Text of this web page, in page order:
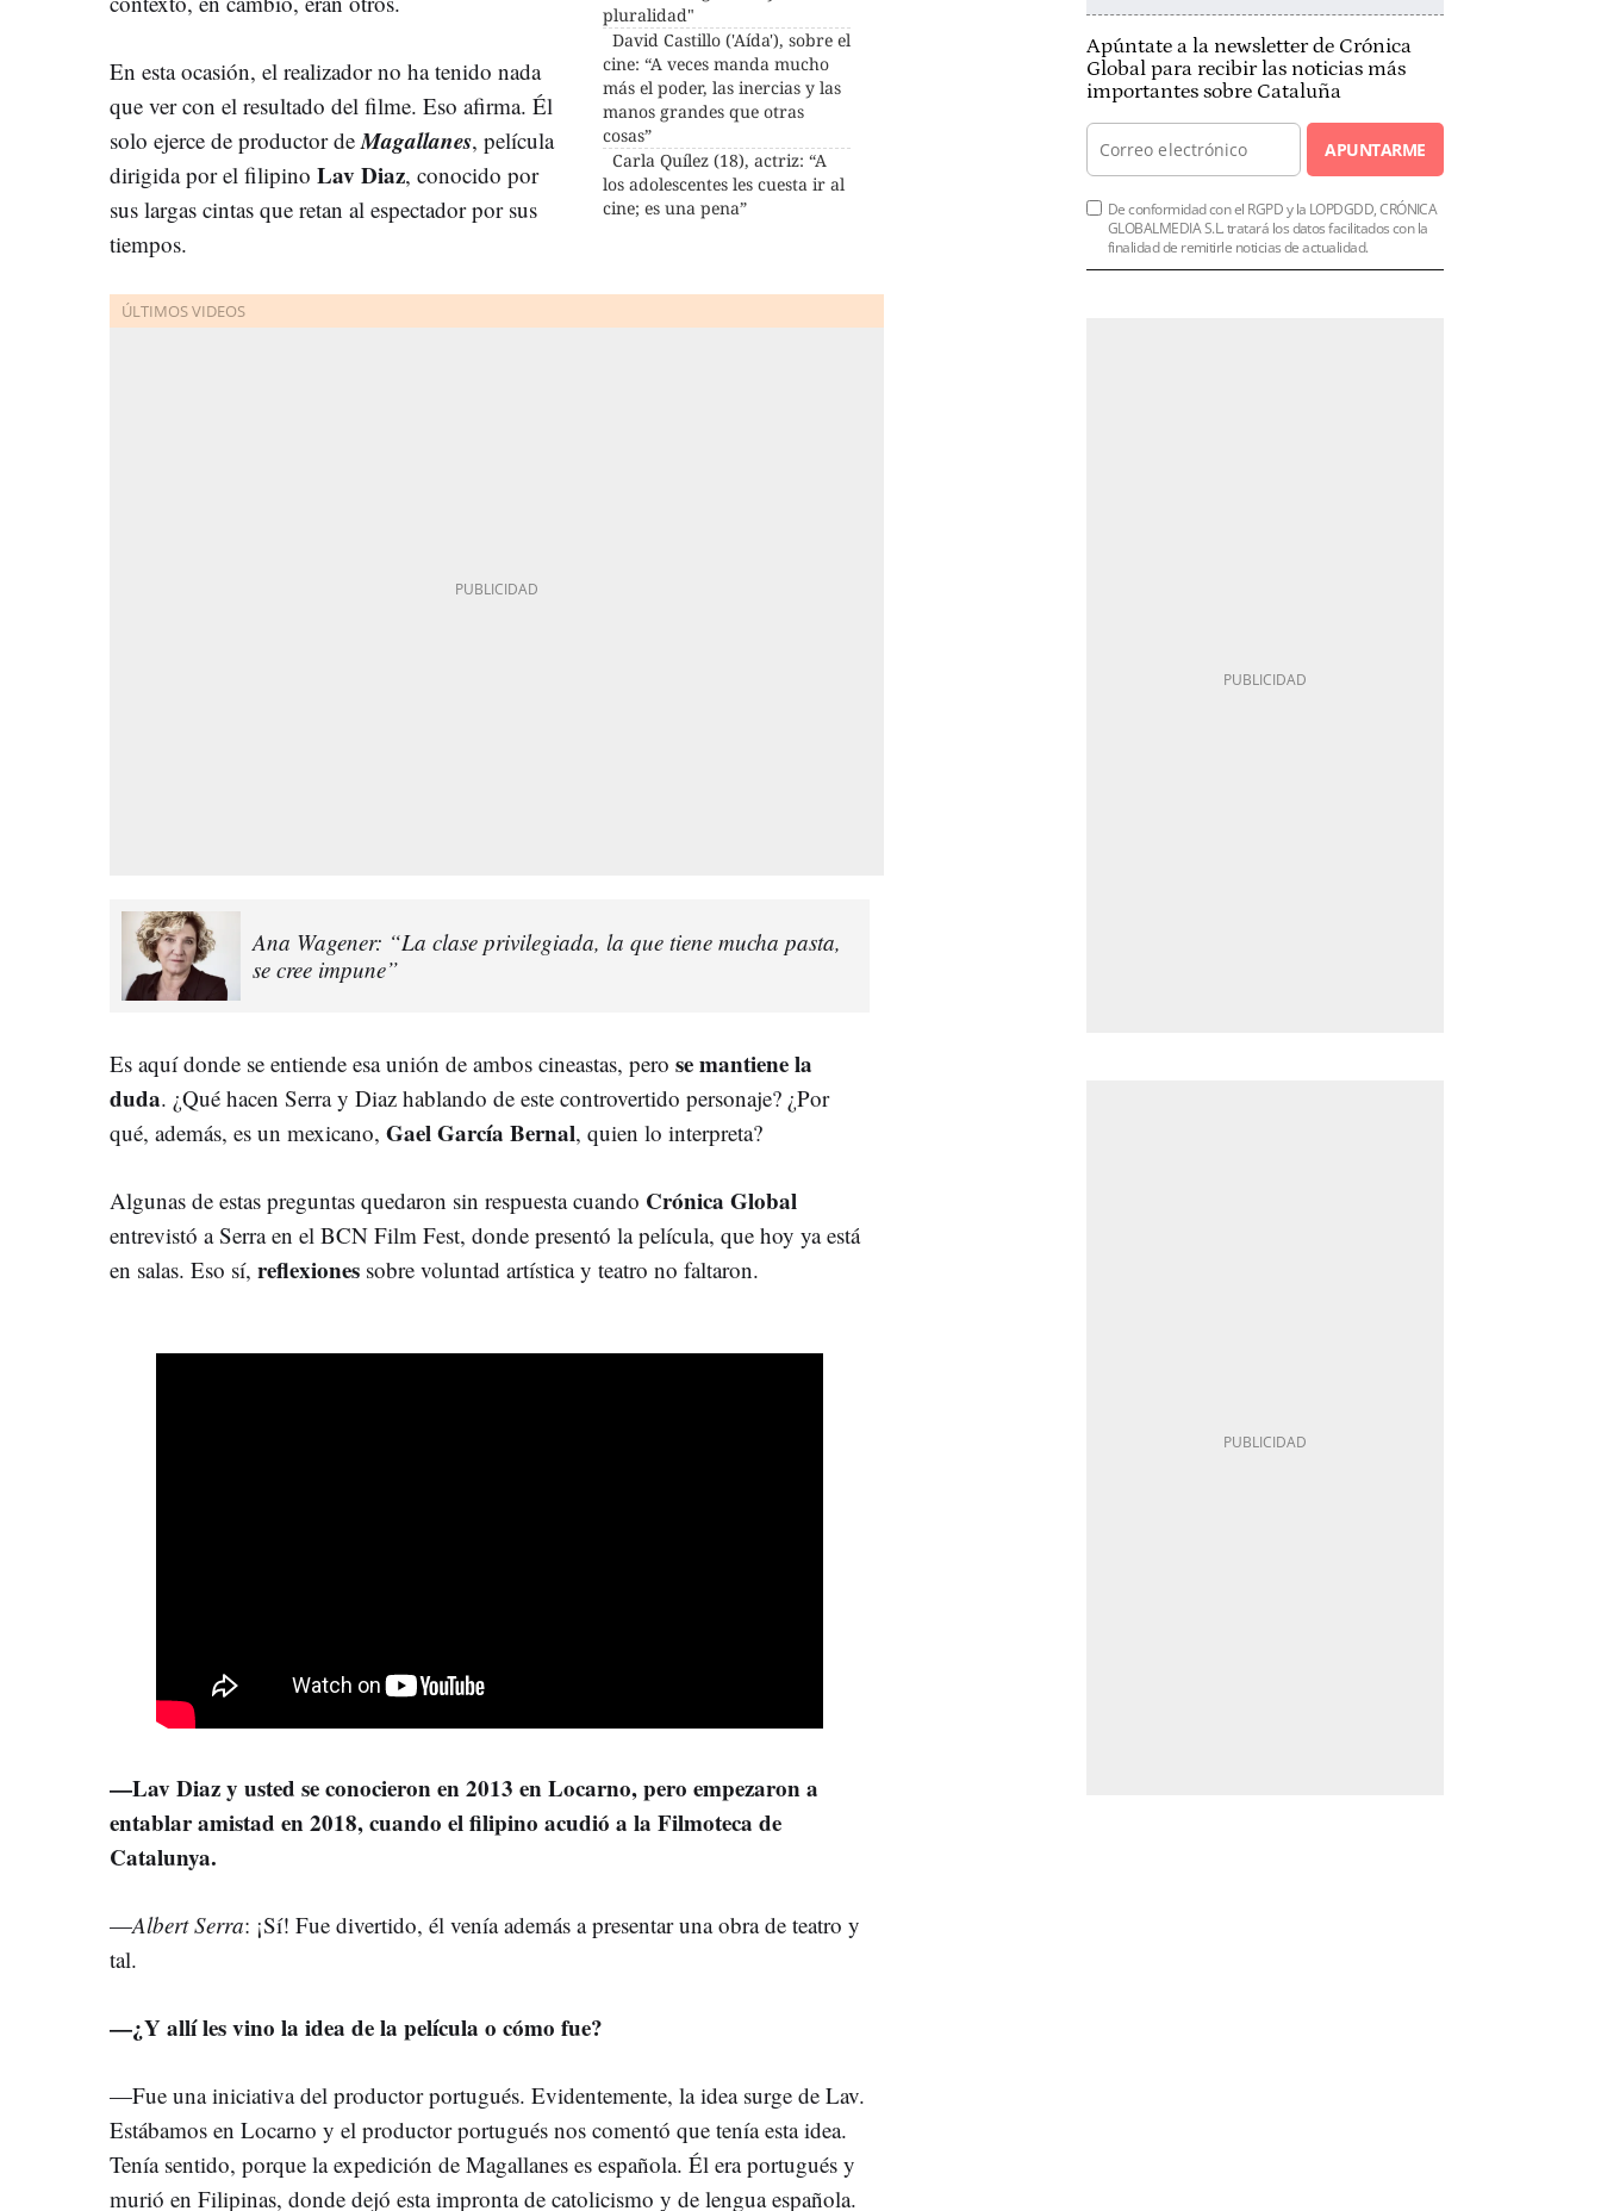
pluralidad"
David Castillo ('Aída'), sobre el
cine: “A veces manda mucho
más el poder, las inercias y las
manos grandes que otras
cosas”
Carla Quílez (18), actriz: “A
los adolescentes les cuesta ir al
cine; es una pena”
En esta ocasión, el realizador no ha tenido nada
que ver con el resultado del filme. Eso afirma. Él
solo ejerce de productor de Magallanes, película
dirigida por el filipino Lav Diaz, conocido por
sus largas cintas que retan al espectador por sus
tiempos.
Ana Wagener: “La clase privilegiada, la que tiene mucha pasta,
se cree impune”
Es aquí donde se entiende esa unión de ambos cineastas, pero se mantiene la
duda. ¿Qué hacen Serra y Diaz hablando de este controvertido personaje? ¿Por
qué, además, es un mexicano, Gael García Bernal, quien lo interpreta?
Algunas de estas preguntas quedaron sin respuesta cuando Crónica Global
entrevistó a Serra en el BCN Film Fest, donde presentó la película, que hoy ya está
en salas. Eso sí, reflexiones sobre voluntad artística y teatro no faltaron.
—Lav Diaz y usted se conocieron en 2013 en Locarno, pero empezaron a
entablar amistad en 2018, cuando el filipino acudió a la Filmoteca de
Catalunya.
—Albert Serra: ¡Sí! Fue divertido, él venía además a presentar una obra de teatro y
tal.
—¿Y allí les vino la idea de la película o cómo fue?
—Fue una iniciativa del productor portugués. Evidentemente, la idea surge de Lav.
Estábamos en Locarno y el productor portugués nos comentó que tenía esta idea.
Tenía sentido, porque la expedición de Magallanes es española. Él era portugués y
murió en Filipinas, donde dejó esta impronta de catolicismo y de lengua española.
Apúntate a la newsletter de Crónica
Global para recibir las noticias más
importantes sobre Cataluña
APUNTARME
De conformidad con el RGPD y la LOPDGDD, CRÓNICA
GLOBALMEDIA S.L. tratará los datos facilitados con la
finalidad de remitirle noticias de actualidad.